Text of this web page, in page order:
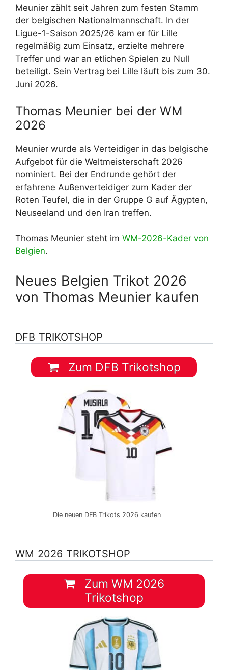
Meunier zählt seit Jahren zum festen Stamm
der belgischen Nationalmannschaft. In der
Ligue-1-Saison 2025/26 kam er für Lille
regelmäßig zum Einsatz, erzielte mehrere
Treffer und war an etlichen Spielen zu Null
beteiligt. Sein Vertrag bei Lille läuft bis zum 30.
Juni 2026.
Thomas Meunier bei der WM
2026
Meunier wurde als Verteidiger in das belgische
Aufgebot für die Weltmeisterschaft 2026
nominiert. Bei der Endrunde gehört der
erfahrene Außenverteidiger zum Kader der
Roten Teufel, die in der Gruppe G auf Ägypten,
Neuseeland und den Iran treffen.
Thomas Meunier steht im WM-2026-Kader von
Belgien.
Neues Belgien Trikot 2026
von Thomas Meunier kaufen
DFB TRIKOTSHOP
Zum DFB Trikotshop
Die neuen DFB Trikots 2026 kaufen
WM 2026 TRIKOTSHOP
Zum WM 2026
Trikotshop